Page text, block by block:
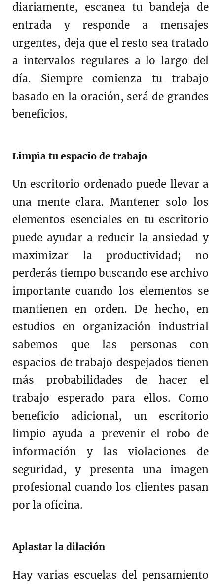
diariamente, escanea tu bandeja de
entrada y responde a mensajes
urgentes, deja que el resto sea tratado
a intervalos regulares a lo largo del
día. Siempre comienza tu trabajo
basado en la oración, será de grandes
beneficios.
Limpia tu espacio de trabajo
Un escritorio ordenado puede llevar a
una mente clara. Mantener solo los
elementos esenciales en tu escritorio
puede ayudar a reducir la ansiedad y
maximizar la productividad; no
perderás tiempo buscando ese archivo
importante cuando los elementos se
mantienen en orden. De hecho, en
estudios en organización industrial
sabemos que las personas con
espacios de trabajo despejados tienen
más probabilidades de hacer el
trabajo esperado para ellos. Como
beneficio adicional, un escritorio
limpio ayuda a prevenir el robo de
información y las violaciones de
seguridad, y presenta una imagen
profesional cuando los clientes pasan
por la oficina.
Aplastar la dilación
Hay varias escuelas del pensamiento